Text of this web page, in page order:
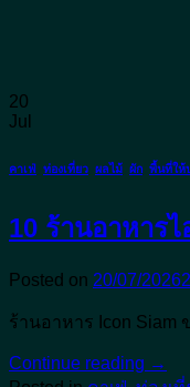
20
Jul
คาเฟ่ ท่องเที่ยว ผลไม้ ผัก พื้นที่ให้
10 ร้านอาหาร
Posted on 20/07/2026
ร้านอาหาร Icon
Continue reading →